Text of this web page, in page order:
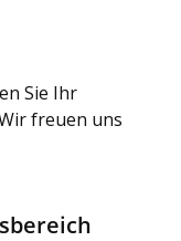
Sie Ihr
freuen uns